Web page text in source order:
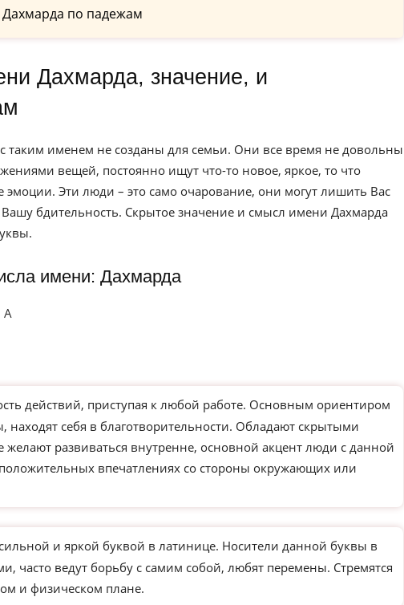
по падежам
таким именем не созданы для семьи. Они все время не довольны
вещей, постоянно ищут что-то новое, яркое, то что
эмоции. Эти люди – это само очарование, они могут лишить Вас
бдительность. Скрытое значение и смысл имени Дахмарда
имени: Дахмарда
А
действий, приступая к любой работе. Основным ориентиром
находят себя в благотворительности. Обладают скрытыми
желают развиваться внутренне, основной акцент люди с данной
впечатлениях со стороны окружающих или
и яркой буквой в латинице. Носители данной буквы в
часто ведут борьбу с самим собой, любят перемены. Стремятся
и физическом плане.